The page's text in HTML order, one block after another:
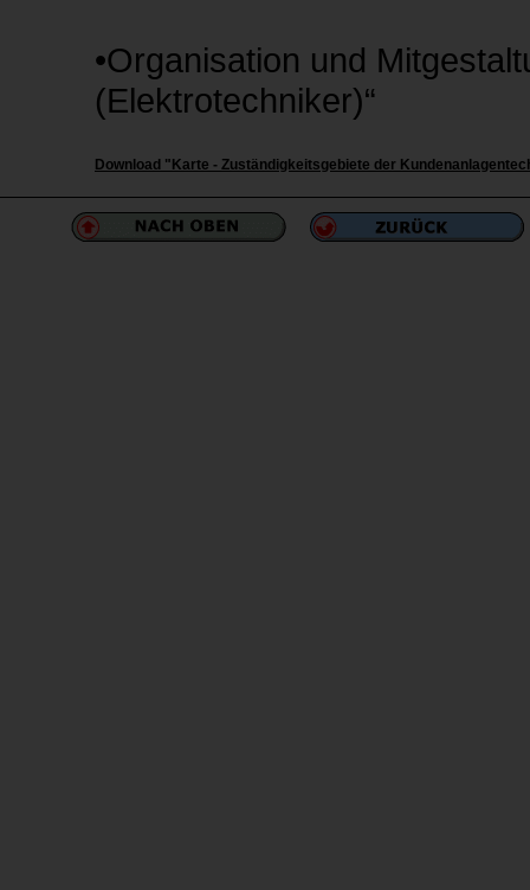
•Organisation und
(Elektrotechniker)“
Download "Karte - Zuständigkeitsgebiete der